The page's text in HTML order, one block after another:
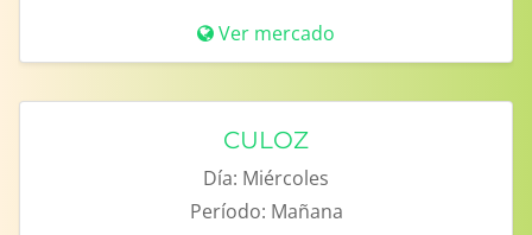
Ver mercado
CULOZ
Día: Miércoles
Período: Mañana